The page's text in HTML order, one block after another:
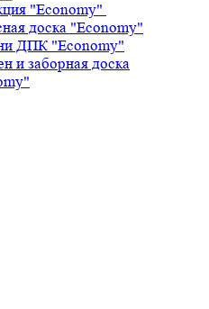
"Economy"
доска "Economy"
ДПК "Economy"
и заборная доска